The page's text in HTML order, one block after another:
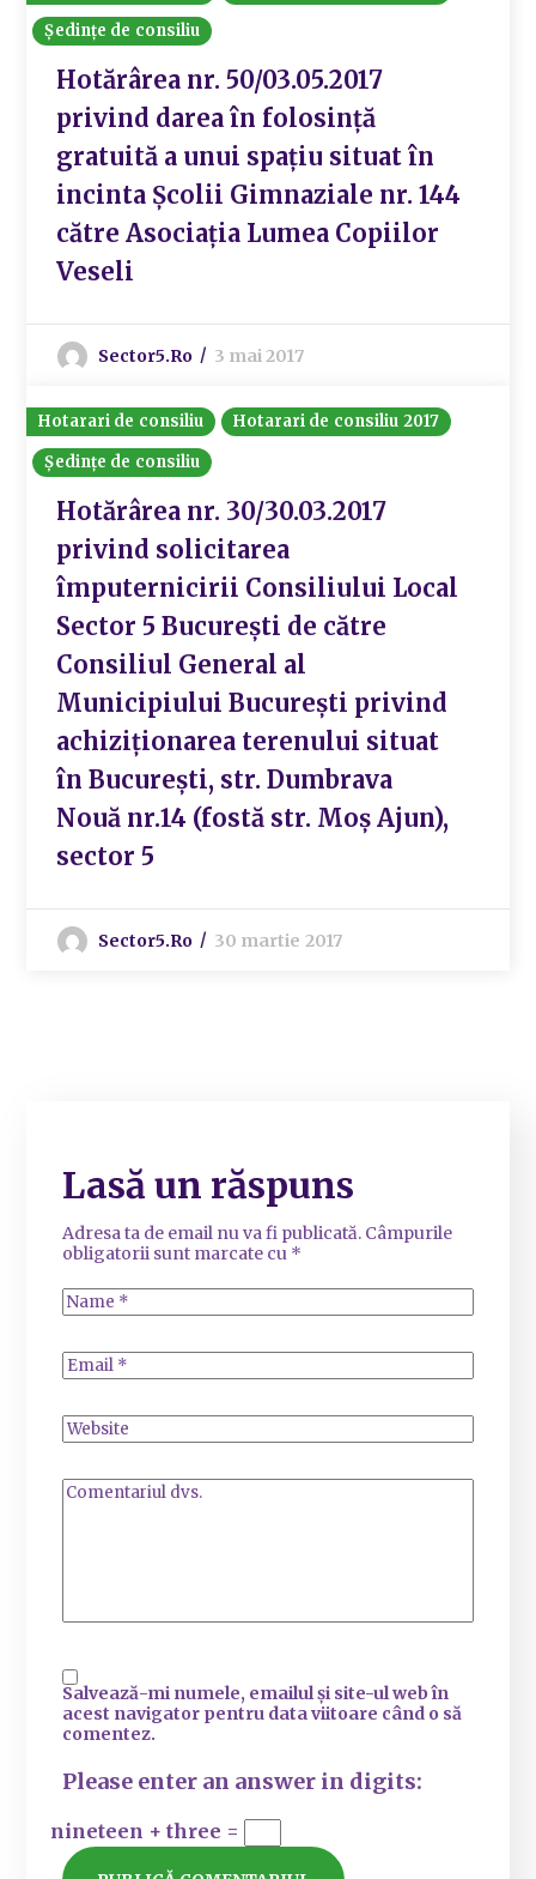
Ședințe de consiliu
Hotărârea nr. 50/03.05.2017
privind darea în folosință
gratuită a unui spațiu situat în
incinta Școlii Gimnaziale nr. 144
către Asociația Lumea Copiilor
Veseli
Sector5.ro 3 mai 2017
Hotarari de consiliu
Hotarari de consiliu 2017
Ședințe de consiliu
Hotărârea nr. 30/30.03.2017
privind solicitarea
împuternicirii Consiliului Local
Sector 5 București de către
Consiliul General al
Municipiului București privind
achiziționarea terenului situat
în București, str. Dumbrava
Nouă nr.14 (fostă str. Moș Ajun),
sector 5
Sector5.ro 30 martie 2017
Lasă un răspuns
Adresa ta de email nu va fi publicată. Câmpurile
obligatorii sunt marcate cu *
Salvează-mi numele, emailul și site-ul web în
acest navigator pentru data viitoare când o să
comentez.
Please enter an answer in digits:
nineteen + three =